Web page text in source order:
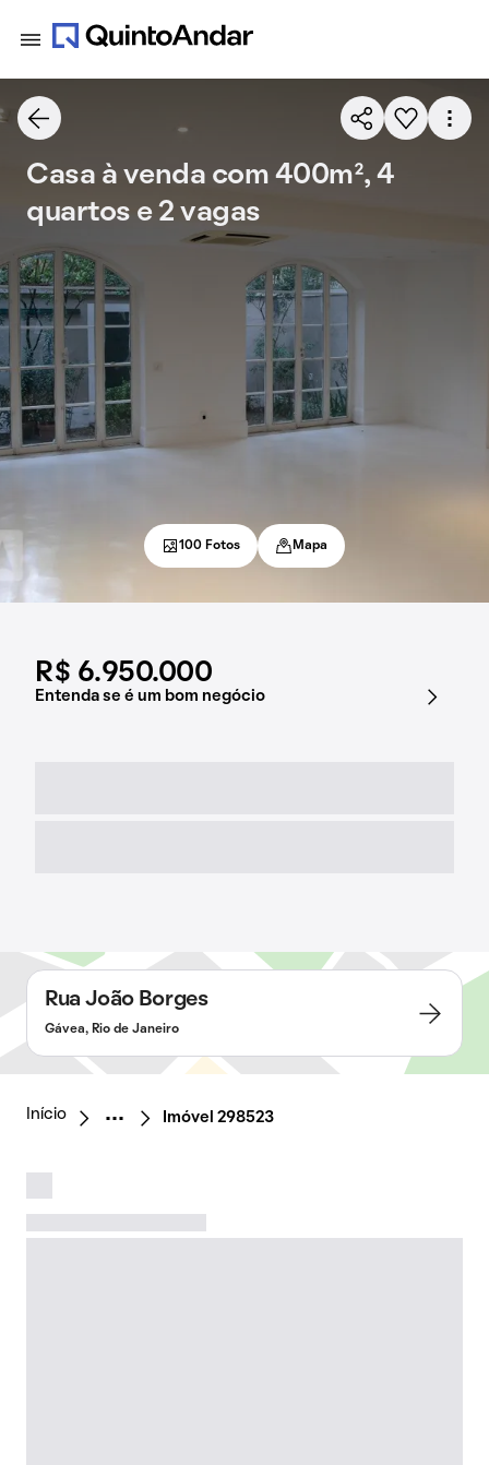
R$ 6.950.000
Entenda se é um bom negócio
Casa à venda com 400m², 4
quartos e 2 vagas
100 Fotos Mapa
Rua João Borges
Gávea, Rio de Janeiro
Início Imóvel 298523